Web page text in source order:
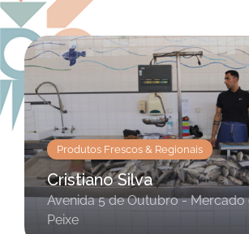
Produtos Frescos & Regionais
Cristiano Silva
Avenida 5 de Outubro - Mercado
Peixe